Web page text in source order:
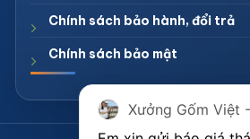
Chính sách bảo hành, đổi trả
Chính sách bảo mật